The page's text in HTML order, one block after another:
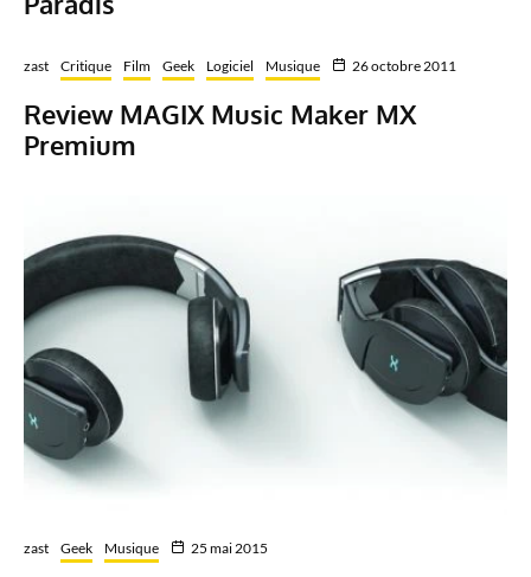
zast Critique Film Geek Logiciel Musique 26 octobre 2011
Review MAGIX Music Maker MX
Premium
zast Geek Musique 25 mai 2015